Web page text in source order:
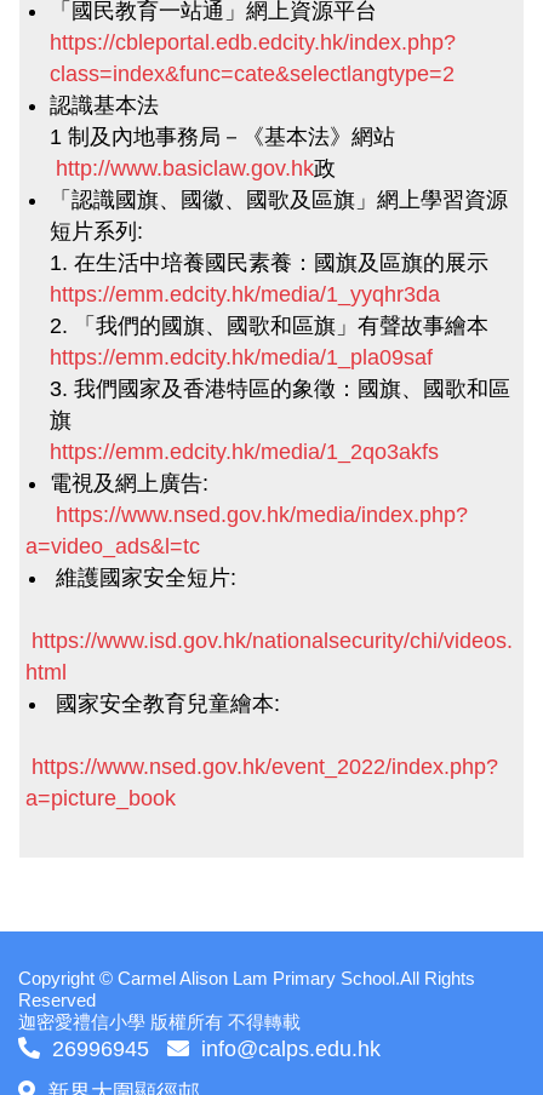
「國民教育一站通」網上資源平台
https://cbleportal.edb.edcity.hk/index.php?
class=index&func=cate&selectlangtype=2
認識基本法
1 制及內地事務局－《基本法》網站
http://www.basiclaw.gov.hk政
「認識國旗、國徽、國歌及區旗」網上學習資源
短片系列:
1. 在生活中培養國民素養：國旗及區旗的展示
https://emm.edcity.hk/media/1_yyqhr3da
2. 「我們的國旗、國歌和區旗」有聲故事繪本
https://emm.edcity.hk/media/1_pla09saf
3. 我們國家及香港特區的象徵：國旗、國歌和區
旗
https://emm.edcity.hk/media/1_2qo3akfs
電視及網上廣告:
https://www.nsed.gov.hk/media/index.php?
a=video_ads&l=tc
維護國家安全短片:
https://www.isd.gov.hk/nationalsecurity/chi/videos.
html
國家安全教育兒童繪本:
https://www.nsed.gov.hk/event_2022/index.php?
a=picture_book
Copyright © Carmel Alison Lam Primary School.All Rights
Reserved
迦密愛禮信小學 版權所有 不得轉載
26996945
info@calps.edu.hk